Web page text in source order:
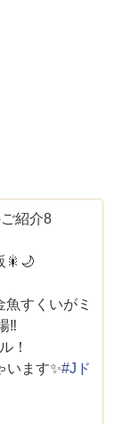
紹介8
🎇🌙
すくいがミ
‼️
！
います✨#Jド